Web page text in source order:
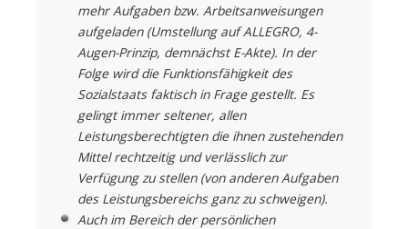
mehr Aufgaben bzw. Arbeitsanweisungen
aufgeladen (Umstellung auf ALLEGRO, 4-
Augen-Prinzip, demnächst E-Akte). In der
Folge wird die Funktionsfähigkeit des
Sozialstaats faktisch in Frage gestellt. Es
gelingt immer seltener, allen
Leistungsberechtigten die ihnen zustehenden
Mittel rechtzeitig und verlässlich zur
Verfügung zu stellen (von anderen Aufgaben
des Leistungsbereichs ganz zu schweigen).
Auch im Bereich der persönlichen